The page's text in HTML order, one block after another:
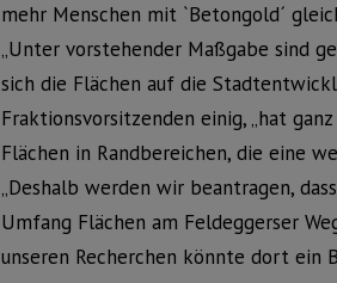
mehr Menschen mit `Betongold´
„Unter vorstehender Maßgabe sind
sich die Flächen auf die
Fraktionsvorsitzenden einig, „hat
Flächen in Randbereichen, die eine
„Deshalb werden wir beantragen,
Umfang Flächen am Feldeggerser
unseren Recherchen könnte dort ein